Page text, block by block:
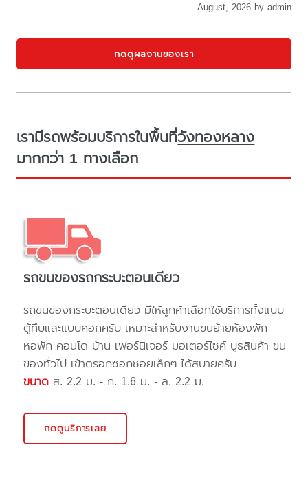
August, 2026 by admin
กดดูผลงานของเรา
เรามีรถพร้อมบริการในพื้นที่วังทองหลาง
มากกว่า 1 ทางเลือก
รถขนของรถกระบะตอนเดียว
รถขนของกระบะตอนเดียว มีให้ลูกค้าเลือกใช้บริการทั้งแบบ
ตู้ทึบและแบบคอกครับ เหมาะสำหรับงานขนย้ายห้องพัก
หอพัก คอนโด บ้าน เฟอร์นิเจอร์ มอเตอร์ไซค์ บูธสินค้า ขน
ของทั่วไป เข้าตรอกซอกซอยเล็กๆ ได้สบายครับ
ขนาด ส. 2.2 ม. - ก. 1.6 ม. - ล. 2.2 ม.
กดดูบริการเลย